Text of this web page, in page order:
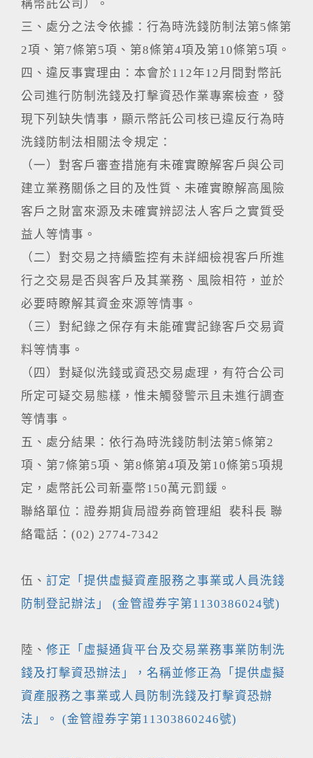
稱幣託公司）。
三、處分之法令依據：行為時洗錢防制法第5條第
2項、第7條第5項、第8條第4項及第10條第5項。
四、違反事實理由：本會於112年12月間對幣託
公司進行防制洗錢及打擊資恐作業專案檢查，發
現下列缺失情事，顯示幣託公司核已違反行為時
洗錢防制法相關法令規定：
（一）對客戶審查措施有未確實瞭解客戶與公司
建立業務關係之目的及性質、未確實瞭解高風險
客戶之財富來源及未確實辨認法人客戶之實質受
益人等情事。
（二）對交易之持續監控有未詳細檢視客戶所進
行之交易是否與客戶及其業務、風險相符，並於
必要時瞭解其資金來源等情事。
（三）對紀錄之保存有未能確實記錄客戶交易資
料等情事。
（四）對疑似洗錢或資恐交易處理，有符合公司
所定可疑交易態樣，惟未觸發警示且未進行調查
等情事。
五、處分結果：依行為時洗錢防制法第5條第2
項、第7條第5項、第8條第4項及第10條第5項規
定，處幣託公司新臺幣150萬元罰鍰。
聯絡單位：證券期貨局證券商管理組 裴科長 聯
絡電話：(02) 2774-7342
伍、 訂定「提供虛擬資產服務之事業或人員洗錢
防制登記辦法」 (金管證券字第1130386024號)
陸、 修正「虛擬通貨平台及交易業務事業防制洗
錢及打擊資恐辦法」，名稱並修正為「提供虛擬
資產服務之事業或人員防制洗錢及打擊資恐辦
法」。 (金管證券字第11303860246號)